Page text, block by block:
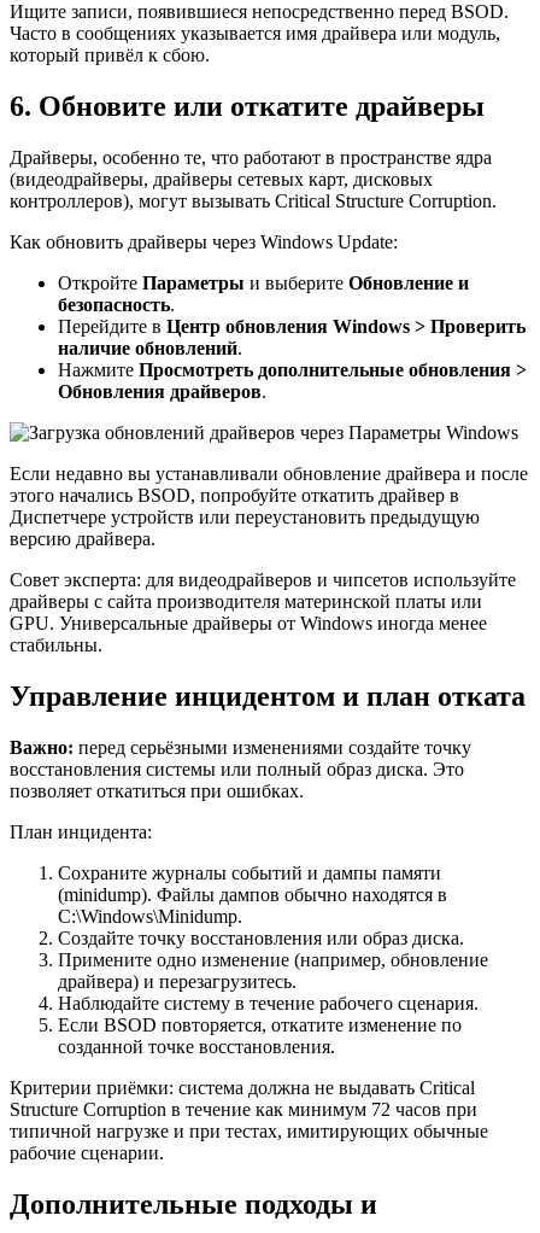
Ищите записи, появившиеся непосредственно перед BSOD.
Часто в сообщениях указывается имя драйвера или модуль,
который привёл к сбою.
6. Обновите или откатите драйверы
Драйверы, особенно те, что работают в пространстве ядра
(видеодрайверы, драйверы сетевых карт, дисковых
контроллеров), могут вызывать Critical Structure Corruption.
Как обновить драйверы через Windows Update:
Откройте Параметры и выберите Обновление и
безопасность.
Перейдите в Центр обновления Windows > Проверить
наличие обновлений.
Нажмите Просмотреть дополнительные обновления >
Обновления драйверов.
Если недавно вы устанавливали обновление драйвера и после
этого начались BSOD, попробуйте откатить драйвер в
Диспетчере устройств или переустановить предыдущую
версию драйвера.
Совет эксперта: для видеодрайверов и чипсетов используйте
драйверы с сайта производителя материнской платы или
GPU. Универсальные драйверы от Windows иногда менее
стабильны.
Управление инцидентом и план отката
Важно: перед серьёзными изменениями создайте точку
восстановления системы или полный образ диска. Это
позволяет откатиться при ошибках.
План инцидента:
Сохраните журналы событий и дампы памяти
(minidump). Файлы дампов обычно находятся в
C:\Windows\Minidump.
Создайте точку восстановления или образ диска.
Примените одно изменение (например, обновление
драйвера) и перезагрузитесь.
Наблюдайте систему в течение рабочего сценария.
Если BSOD повторяется, откатите изменение по
созданной точке восстановления.
Критерии приёмки: система должна не выдавать Critical
Structure Corruption в течение как минимум 72 часов при
типичной нагрузке и при тестах, имитирующих обычные
рабочие сценарии.
Дополнительные подходы и